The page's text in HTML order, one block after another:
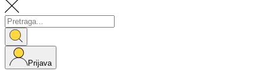
Prijava